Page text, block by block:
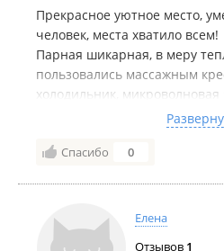
Прекрасное уютное место,
человек, места хватило всем!
Парная шикарная, в меру
пользовались массажным
холодильник,
⭐ ,персонал
Были не в первый раз и ещё
Спасибо 0
Елена
Отзывов 1